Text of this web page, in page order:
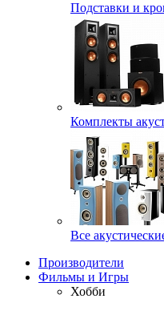
Подставки и
Комплекты
Все
Производители
Фильмы и Игры
Хобби